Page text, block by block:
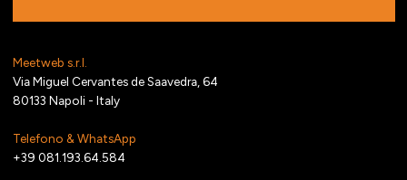
Meetweb s.r.l.
Via Miguel Cervantes de Saavedra, 64
80133 Napoli - Italy
Telefono & WhatsApp
+39 081.193.64.584